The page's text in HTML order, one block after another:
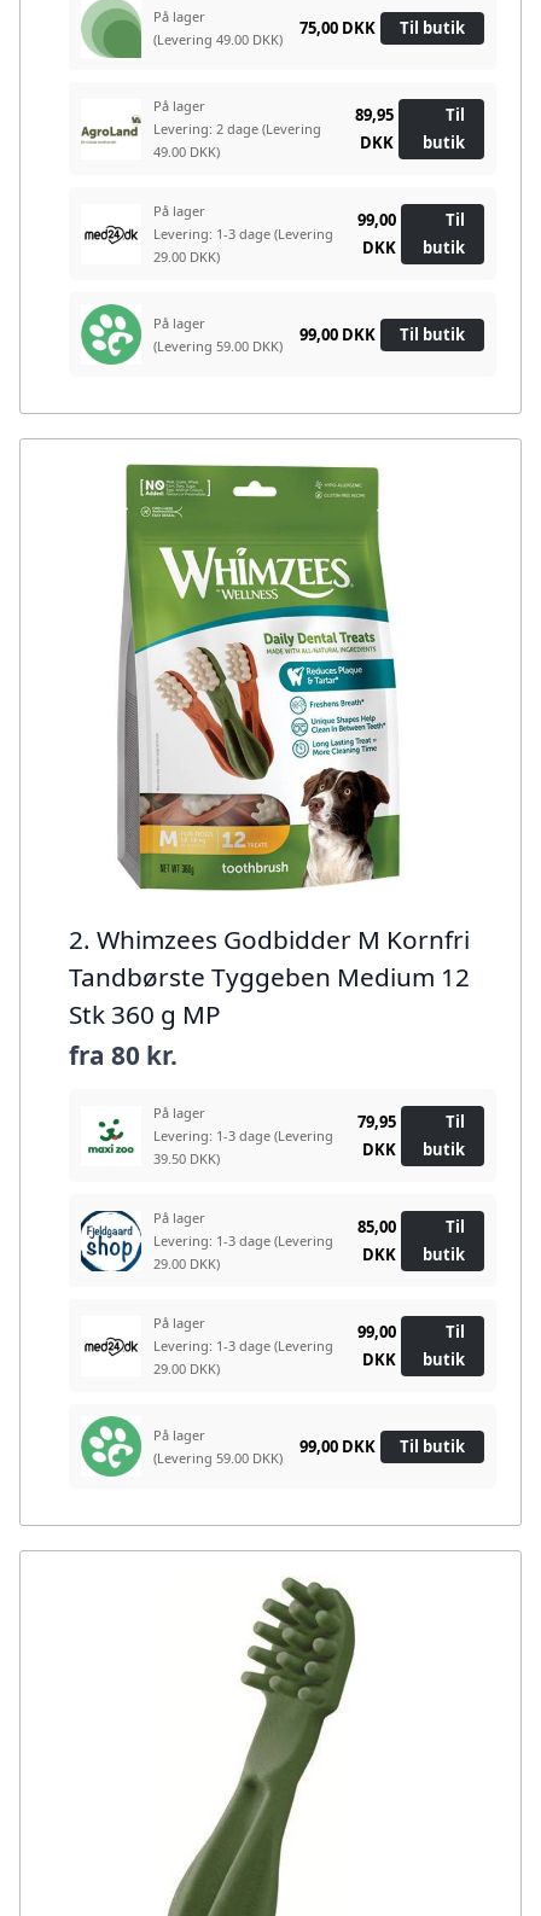
På lager
(Levering 49.00 DKK)
75,00 DKK Til butik
På lager
Levering: 2 dage (Levering
49.00 DKK)
89,95
DKK
Til
butik
På lager
Levering: 1-3 dage (Levering
29.00 DKK)
99,00
DKK
Til
butik
På lager
(Levering 59.00 DKK)
99,00 DKK Til butik
2. Whimzees Godbidder M Kornfri
Tandbørste Tyggeben Medium 12
Stk 360 g MP
fra 80 kr.
På lager
Levering: 1-3 dage (Levering
39.50 DKK)
79,95
DKK
Til
butik
På lager
Levering: 1-3 dage (Levering
29.00 DKK)
85,00
DKK
Til
butik
På lager
Levering: 1-3 dage (Levering
29.00 DKK)
99,00
DKK
Til
butik
På lager
(Levering 59.00 DKK)
99,00 DKK Til butik